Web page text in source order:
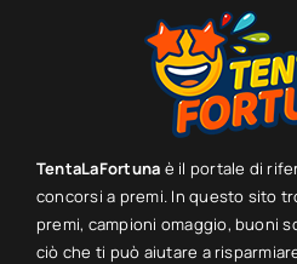
TentaLaFortuna è il portale di
concorsi a premi. In questo sito
premi, campioni omaggio, buoni
ciò che ti può aiutare a